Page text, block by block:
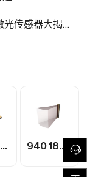
红外传感器、光学传感器、激光传感器大揭秘：原理、应用与区别
940 3J 10W VCSEL 940 18W HCSEL